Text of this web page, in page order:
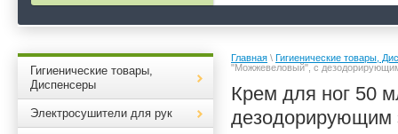
Гигиенические товары,
Диспенсеры
Электросушители для рук
Главная \ Гигиенические товары,
"Можжевеловый", с
Крем для ног
дезодорирующим